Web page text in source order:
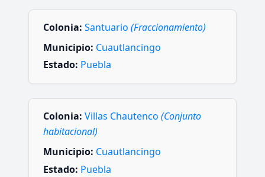
Colonia: Santuario (Fraccionamiento)
Municipio: Cuautlancingo
Estado: Puebla
Colonia: Villas Chautenco (Conjunto
habitacional)
Municipio: Cuautlancingo
Estado: Puebla